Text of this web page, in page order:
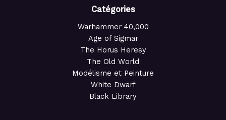
Catégories
Warhammer 40,000
Age of Sigmar
The Horus Heresy
The Old World
Modélisme et Peinture
White Dwarf
Black Library